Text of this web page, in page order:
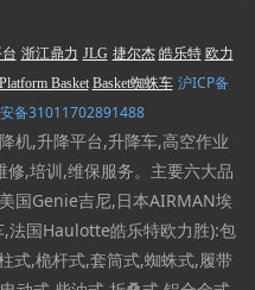
浙江鼎力 JLG 捷尔杰 皓乐特 欧力
Platform Basket Basket蜘蛛车 沪ICP备
备31011702891488
机,升降平台,升降车,高空作业
,培训,维保服务。主要六大品
国Genie吉尼,日本AIRMAN埃
国Haulotte皓乐特欧力胜):包
式,桅杆式,套筒式,蜘蛛式,履带